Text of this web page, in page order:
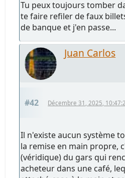
Tu peux toujours tomber
te faire refiler de faux
de banque et j'en passe...
Juan Carlos
#42 Décembre 31, 2025,
Il n'existe aucun système
la remise en main propre,
(véridique) du gars qui
acheteur dans une café,